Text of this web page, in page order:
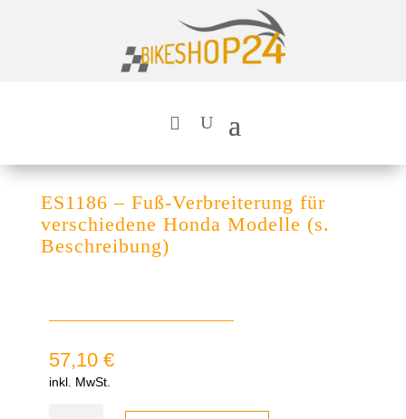
ES1186 – Fuß-Verbreiterung für
verschiedene Honda Modelle (s.
Beschreibung)
57,10 €
inkl. MwSt.